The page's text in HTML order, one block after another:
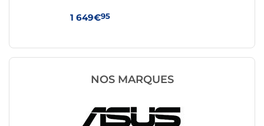
1 649€95
NOS MARQUES